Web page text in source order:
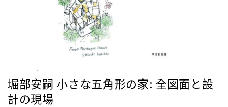
堀部安嗣 小さな五角形の家: 全図面と設
計の現場